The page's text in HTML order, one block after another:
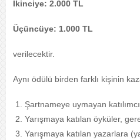
İkinciye: 2.000 TL
Üçüncüye: 1.000 TL
verilecektir.
Aynı ödülü birden farklı kişinin
Şartnameye uymayan
Yarışmaya katılan öyküler,
Yarışmaya katılan yazarlara